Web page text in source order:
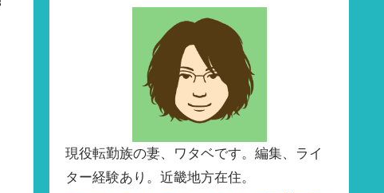
現役転勤族の妻、ワタベです。編集、ライ
ター経験あり。近畿地方在住。